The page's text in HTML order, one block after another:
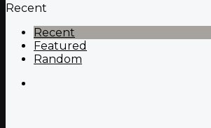
Recent
Recent
Featured
Random